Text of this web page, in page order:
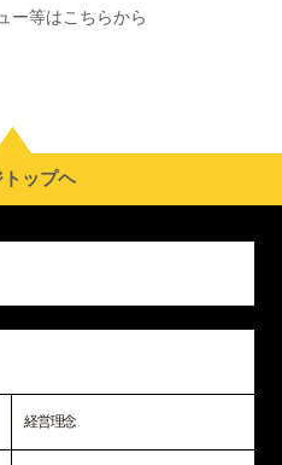
ー等はこちらから
ップヘ
経営理念